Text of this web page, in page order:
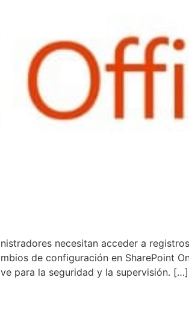
necesitan acceder a
de configuración en SharePoint
para la seguridad y la supervisión. […]